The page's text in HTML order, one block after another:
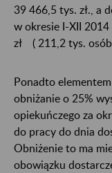
39 466,5 tys. zł., a
w okresie I-XII
zł ( 211,2 tys.
Ponadto
obniżanie o 25%
opiekuńczego za
do pracy do dnia
Obniżenie to ma
obowiązku